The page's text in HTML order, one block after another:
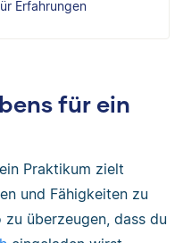
Erfahrungen
für ein
Praktikum zielt
und Fähigkeiten zu
überzeugen, dass du